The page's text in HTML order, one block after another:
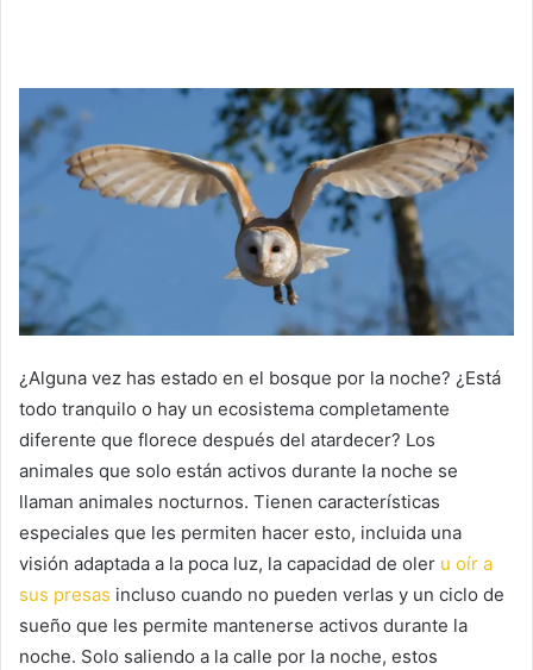
¿Alguna vez has estado en el bosque por la noche? ¿Está
todo tranquilo o hay un ecosistema completamente
diferente que florece después del atardecer? Los
animales que solo están activos durante la noche se
llaman animales nocturnos. Tienen características
especiales que les permiten hacer esto, incluida una
visión adaptada a la poca luz, la capacidad de oler u oír a
sus presas incluso cuando no pueden verlas y un ciclo de
sueño que les permite mantenerse activos durante la
noche. Solo saliendo a la calle por la noche, estos